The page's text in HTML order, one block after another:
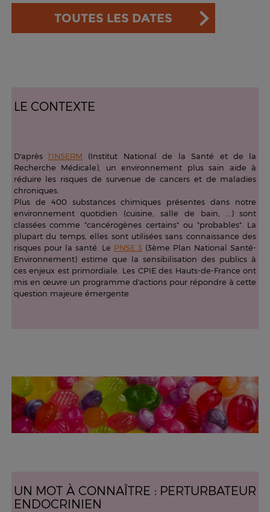
TOUTES LES DATES
LE CONTEXTE
D'après l'INSERM (Institut National de la Santé et de la
Recherche Médicale), un environnement plus sain aide à
réduire les risques de survenue de cancers et de maladies
chroniques.
Plus de 400 substances chimiques présentes dans notre
environnement quotidien (cuisine, salle de bain, ...) sont
classées comme "cancérogènes certains" ou "probables". La
plupart du temps, elles sont utilisées sans connaissance des
risques pour la santé. Le PNSE 3 (3ème Plan National Santé-
Environnement) estime que la sensibilisation des publics à
ces enjeux est primordiale. Les CPIE des Hauts-de-France ont
mis en œuvre un programme d'actions pour répondre à cette
question majeure émergente.
UN MOT À CONNAÎTRE : PERTURBATEUR
ENDOCRINIEN